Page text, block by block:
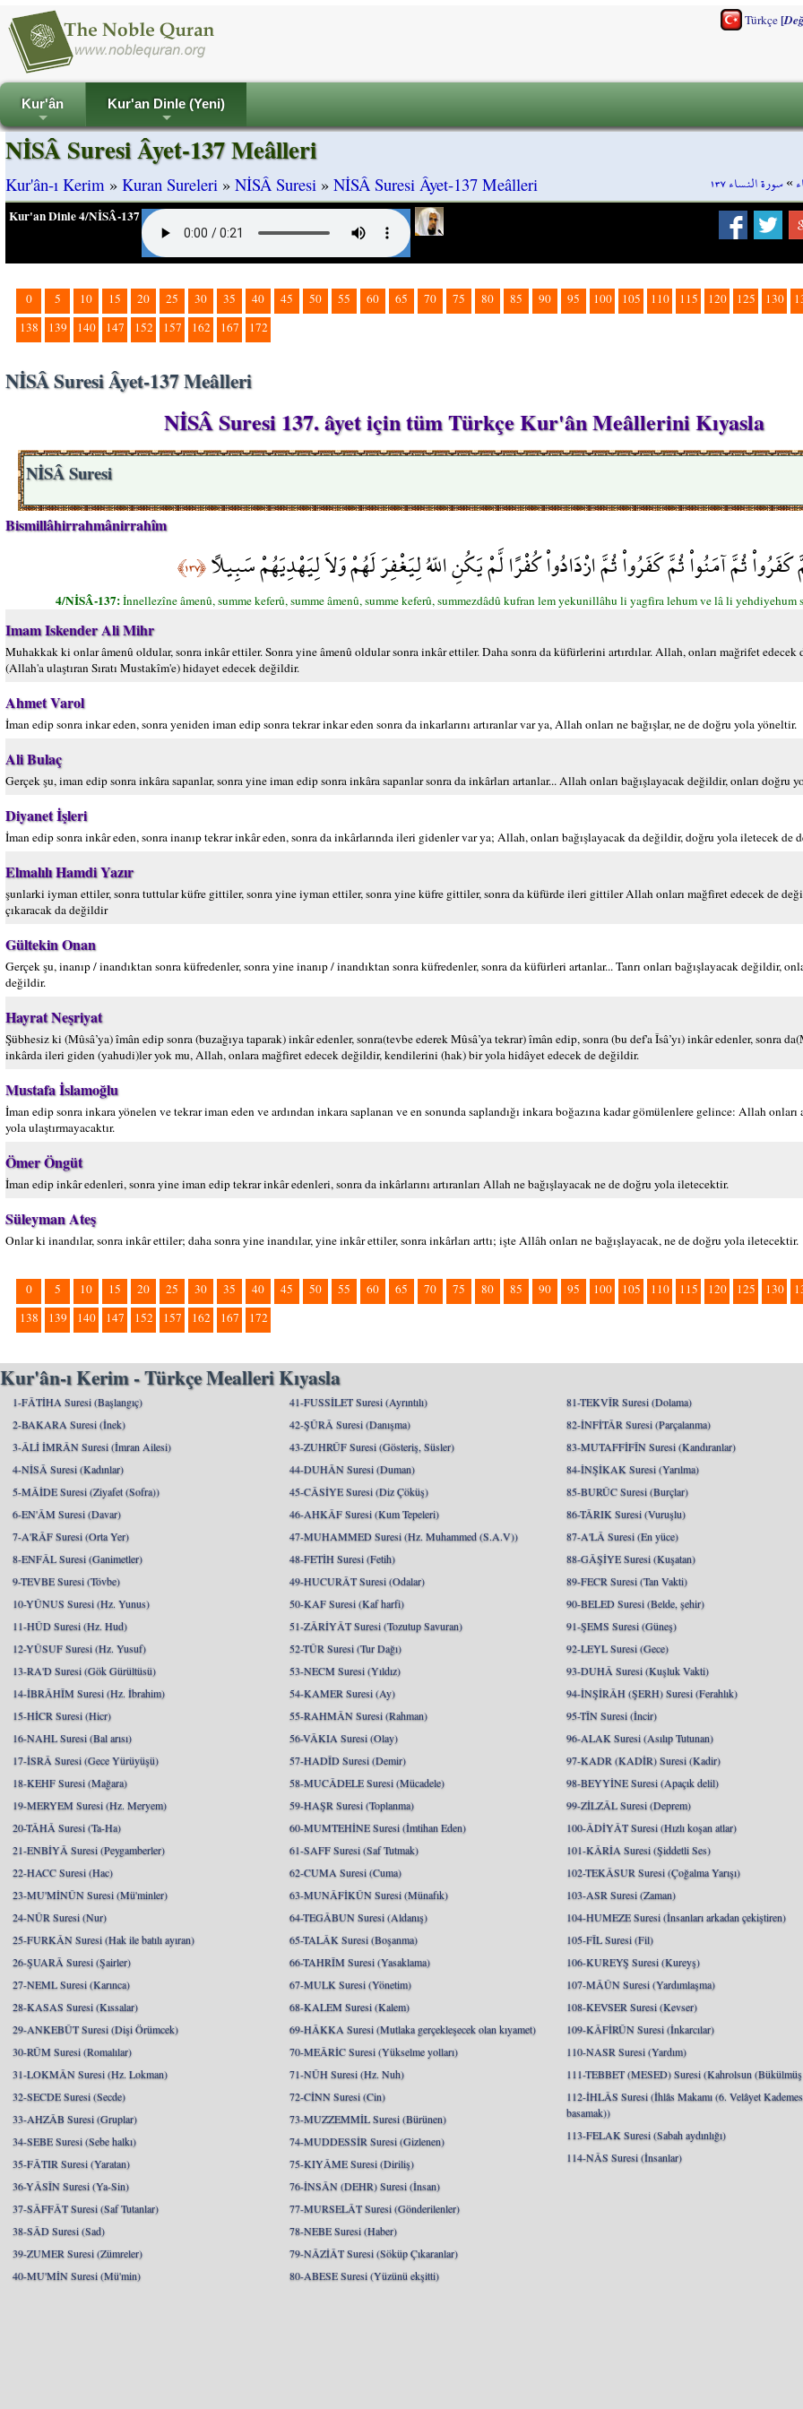
Türkçe[
+
Kur'ân
+
Kur'an Dinle (Yeni)
»سورة النساء ١٣٧
NİSÂ Suresi Âyet-137 Meâlleri
Kur'ân-ı Kerim » Kuran Sureleri » NİSÂ Suresi » NİSÂ Suresi Âyet-137 Meâlleri
Kur'an Dinle 4/NİSÂ-137
0 5 10 15 20 25 30 35 40 45 50 55 60 65 70 75 80 85 90 95 100 105 110 115 120 125 130
138 139 140 147 152 157 162 167 172
NİSÂ Suresi Âyet-137 Meâlleri
NİSÂ Suresi 137. âyet için tüm Türkçe Kur'ân Meâllerini Kıyasla
NİSÂ Suresi
Bismillâhirrahmânirrahîm
ثُمَّ آمَنُواْ ثُمَّ كَفَرُواْ ثُمَّ ازْدَادُواْ كُفْرًا لَّمْ يَكُنِ اللّهُ لِيَغْفِرَ لَهُمْ وَلاَ لِيَهْدِيَهُمْ سَبِيلاً﴿١٣٧﴾
4/NİSÂ-137:İnnellezîne âmenû, summe keferû, summe âmenû, summe keferû, summezdâdû kufran lem yekunillâhu li yagfira lehum ve lâ li yehdiyehum
Imam Iskender Ali Mihr
Muhakkak ki onlar âmenû oldular, sonra inkâr ettiler. Sonra yine âmenû oldular sonra inkâr ettiler. Daha sonra da küfürlerini artırdılar. Allah, onları mağrifet edecek
(Allah'a ulaştıran Sıratı Mustakîm'e) hidayet edecek değildir.
Ahmet Varol
İman edip sonra inkar eden, sonra yeniden iman edip sonra tekrar inkar eden sonra da inkarlarını artıranlar var ya, Allah onları ne bağışlar, ne de doğru yola yöneltir.
Ali Bulaç
Gerçek şu, iman edip sonra inkâra sapanlar, sonra yine iman edip sonra inkâra sapanlar sonra da inkârları artanlar... Allah onları bağışlayacak değildir, onları doğru
Diyanet İşleri
İman edip sonra inkâr eden, sonra inanıp tekrar inkâr eden, sonra da inkârlarında ileri gidenler var ya; Allah, onları bağışlayacak da değildir, doğru yola iletecek de
Elmalılı Hamdi Yazır
şunlarki iyman ettiler, sonra tuttular küfre gittiler, sonra yine iyman ettiler, sonra yine küfre gittiler, sonra da küfürde ileri gittiler Allah onları mağfiret edecek de
çıkaracak da değildir
Gültekin Onan
Gerçek şu, inanıp / inandıktan sonra küfredenler, sonra yine inanıp / inandıktan sonra küfredenler, sonra da küfürleri artanlar... Tanrı onları bağışlayacak değildir,
değildir.
Hayrat Neşriyat
Şübhesiz ki (Mûsâ’ya) îmân edip sonra (buzağıya taparak) inkâr edenler, sonra(tevbe ederek Mûsâ’ya tekrar) îmân edip, sonra (bu def'a Îsâ’yı) inkâr edenler, sonra
inkârda ileri giden (yahudi)ler yok mu, Allah, onlara mağfiret edecek değildir, kendilerini (hak) bir yola hidâyet edecek de değildir.
Mustafa İslamoğlu
İman edip sonra inkara yönelen ve tekrar iman eden ve ardından inkara saplanan ve en sonunda saplandığı inkara boğazına kadar gömülenlere gelince: Allah
yola ulaştırmayacaktır.
Ömer Öngüt
İman edip inkâr edenleri, sonra yine iman edip tekrar inkâr edenleri, sonra da inkârlarını artıranları Allah ne bağışlayacak ne de doğru yola iletecektir.
Süleyman Ateş
Onlar ki inandılar, sonra inkâr ettiler; daha sonra yine inandılar, yine inkâr ettiler, sonra inkârları arttı; işte Allâh onları ne bağışlayacak, ne de doğru yola iletecektir.
0 5 10 15 20 25 30 35 40 45 50 55 60 65 70 75 80 85 90 95 100 105 110 115 120 125 130
138 139 140 147 152 157 162 167 172
Kur'ân-ı Kerim - Türkçe Mealleri Kıyasla
1-FÂTİHA Suresi (Başlangıç)
2-BAKARA Suresi (İnek)
3-ÂLİ İMRÂN Suresi (İmran Ailesi)
4-NİSÂ Suresi (Kadınlar)
5-MÂİDE Suresi (Ziyafet (Sofra))
6-EN'ÂM Suresi (Davar)
7-A'RÂF Suresi (Orta Yer)
8-ENFÂL Suresi (Ganimetler)
9-TEVBE Suresi (Tövbe)
10-YÛNUS Suresi (Hz. Yunus)
11-HÛD Suresi (Hz. Hud)
12-YÛSUF Suresi (Hz. Yusuf)
13-RA'D Suresi (Gök Gürültüsü)
14-İBRÂHÎM Suresi (Hz. İbrahim)
15-HİCR Suresi (Hicr)
16-NAHL Suresi (Bal arısı)
17-İSRÂ Suresi (Gece Yürüyüşü)
18-KEHF Suresi (Mağara)
19-MERYEM Suresi (Hz. Meryem)
20-TÂHÂ Suresi (Ta-Ha)
21-ENBİYÂ Suresi (Peygamberler)
22-HACC Suresi (Hac)
23-MU'MİNÛN Suresi (Mü'minler)
24-NÛR Suresi (Nur)
25-FURKÂN Suresi (Hak ile batılı ayıran)
26-ŞUARÂ Suresi (Şairler)
27-NEML Suresi (Karınca)
28-KASAS Suresi (Kıssalar)
29-ANKEBÛT Suresi (Dişi Örümcek)
30-RÛM Suresi (Romalılar)
31-LOKMÂN Suresi (Hz. Lokman)
32-SECDE Suresi (Secde)
33-AHZÂB Suresi (Gruplar)
34-SEBE Suresi (Sebe halkı)
35-FÂTIR Suresi (Yaratan)
36-YÂSÎN Suresi (Ya-Sin)
37-SÂFFÂT Suresi (Saf Tutanlar)
38-SÂD Suresi (Sad)
39-ZUMER Suresi (Zümreler)
40-MU'MİN Suresi (Mü'min)
41-FUSSİLET Suresi (Ayrıntılı)
42-ŞÛRÂ Suresi (Danışma)
43-ZUHRÛF Suresi (Gösteriş, Süsler)
44-DUHÂN Suresi (Duman)
45-CÂSİYE Suresi (Diz Çöküş)
46-AHKÂF Suresi (Kum Tepeleri)
47-MUHAMMED Suresi (Hz. Muhammed (S.A.V))
48-FETİH Suresi (Fetih)
49-HUCURÂT Suresi (Odalar)
50-KAF Suresi (Kaf harfi)
51-ZÂRİYÂT Suresi (Tozutup Savuran)
52-TÛR Suresi (Tur Dağı)
53-NECM Suresi (Yıldız)
54-KAMER Suresi (Ay)
55-RAHMÂN Suresi (Rahman)
56-VÂKIA Suresi (Olay)
57-HADÎD Suresi (Demir)
58-MUCÂDELE Suresi (Mücadele)
59-HAŞR Suresi (Toplanma)
60-MUMTEHİNE Suresi (İmtihan Eden)
61-SAFF Suresi (Saf Tutmak)
62-CUMA Suresi (Cuma)
63-MUNÂFİKÛN Suresi (Münafık)
64-TEGÂBUN Suresi (Aldanış)
65-TALÂK Suresi (Boşanma)
66-TAHRÎM Suresi (Yasaklama)
67-MULK Suresi (Yönetim)
68-KALEM Suresi (Kalem)
69-HÂKKA Suresi (Mutlaka gerçekleşecek olan kıyamet)
70-MEÂRİC Suresi (Yükselme yolları)
71-NÛH Suresi (Hz. Nuh)
72-CİNN Suresi (Cin)
73-MUZZEMMİL Suresi (Bürünen)
74-MUDDESSİR Suresi (Gizlenen)
75-KIYÂME Suresi (Diriliş)
76-İNSÂN (DEHR) Suresi (İnsan)
77-MURSELÂT Suresi (Gönderilenler)
78-NEBE Suresi (Haber)
79-NÂZİÂT Suresi (Söküp Çıkaranlar)
80-ABESE Suresi (Yüzünü ekşitti)
81-TEKVÎR Suresi (Dolama)
82-İNFİTÂR Suresi (Parçalanma)
83-MUTAFFİFÎN Suresi (Kandıranlar)
84-İNŞİKAK Suresi (Yarılma)
85-BURÛC Suresi (Burçlar)
86-TÂRIK Suresi (Vuruşlu)
87-A'LÂ Suresi (En yüce)
88-GÂŞİYE Suresi (Kuşatan)
89-FECR Suresi (Tan Vakti)
90-BELED Suresi (Belde, şehir)
91-ŞEMS Suresi (Güneş)
92-LEYL Suresi (Gece)
93-DUHÂ Suresi (Kuşluk Vakti)
94-İNŞİRÂH (ŞERH) Suresi (Ferahlık)
95-TÎN Suresi (İncir)
96-ALAK Suresi (Asılıp Tutunan)
97-KADR (KADİR) Suresi (Kadir)
98-BEYYİNE Suresi (Apaçık delil)
99-ZİLZÂL Suresi (Deprem)
100-ÂDİYÂT Suresi (Hızlı koşan atlar)
101-KÂRİA Suresi (Şiddetli Ses)
102-TEKÂSUR Suresi (Çoğalma Yarışı)
103-ASR Suresi (Zaman)
104-HUMEZE Suresi (İnsanları arkadan çekiştiren)
105-FÎL Suresi (Fil)
106-KUREYŞ Suresi (Kureyş)
107-MÂÛN Suresi (Yardımlaşma)
108-KEVSER Suresi (Kevser)
109-KÂFİRÛN Suresi (İnkarcılar)
110-NASR Suresi (Yardım)
111-TEBBET (MESED) Suresi (Kahrolsun
112-İHLÂS Suresi (İhlâs Makamı (6. Velâyet
basamak))
113-FELAK Suresi (Sabah aydınlığı)
114-NÂS Suresi (İnsanlar)